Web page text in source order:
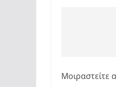
Μοιραστείτε